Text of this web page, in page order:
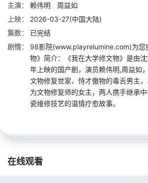
主演：
赖伟明 / 周益如
上映：
2026-03-27(中国大陆)
集数：
已完结
剧情：
98影院(www.playrelumine.com)为您
物》简介：《我在大学修文物》是由
年上映的国产剧，演员赖伟明,周益如
文物修复世家、恃才傲物的毒舌男主
为文物修复师的女主，两人携手继承
瓷维修技艺的温情疗愈故事。
在线观看